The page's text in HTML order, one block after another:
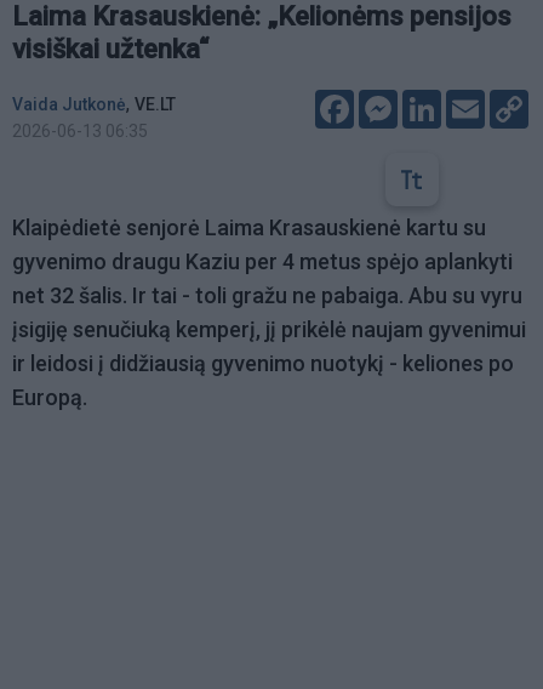
Laima Krasauskienė: „Kelionėms pensijos
visiškai užtenka“
Vaida Jutkonė, VE.LT
2026-06-13 06:35
FacebookMessenger
LinkedIn
Email
Klaipėdietė senjorė Laima Krasauskienė kartu su
gyvenimo draugu Kaziu per 4 metus spėjo aplankyti
net 32 šalis. Ir tai - toli gražu ne pabaiga. Abu su vyru
įsigiję senučiuką kemperį, jį prikėlė naujam gyvenimui
ir leidosi į didžiausią gyvenimo nuotykį - keliones po
Europą.